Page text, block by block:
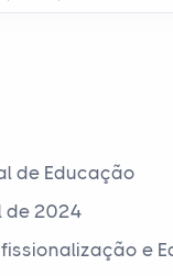
de Educação
de 2024
e